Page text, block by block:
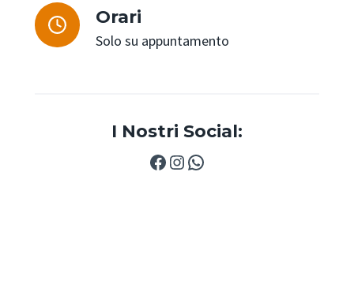
Orari
Solo su appuntamento
I Nostri Social:
Facebook Instagram WhatsApp